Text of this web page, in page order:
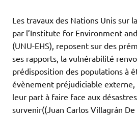
Les travaux des Nations Unis sur
par l’Institute for Environment
(UNU-EHS), reposent sur des
ses rapports, la vulnérabilité
prédisposition des populations à
évènement préjudiciable externe,
leur part à faire face aux
survenir((Juan Carlos Villagrán